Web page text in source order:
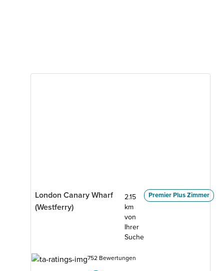
London Canary Wharf
(Westferry)
2.15
km
von
Ihrer
Suche
Premier Plus Zimmer
752 Bewertungen